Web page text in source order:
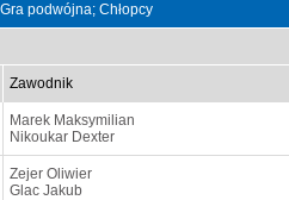
podwójna; Chłopcy
Zawodnik
Marek Maksymilian
Nikoukar Dexter
Zejer Oliwier
Glac Jakub